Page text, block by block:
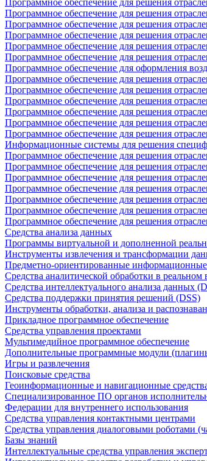
Программное обеспечение для решения
Программное обеспечение для решения
Программное обеспечение для решения
Программное обеспечение для решения
Программное обеспечение для решения
Программное обеспечение для решения
Программное обеспечение для оформления
Программное обеспечение для решения
Программное обеспечение для решения
Программное обеспечение для решения
Программное обеспечение для решения
Программное обеспечение для решения
Программное обеспечение для решения
Информационные системы для решения
Программное обеспечение для решения
Программное обеспечение для решения
Программное обеспечение для решения
Программное обеспечение для решения
Программное обеспечение для решения
Программное обеспечение для решения
Программное обеспечение для решения
Средства анализа данных
Программы виртуальной и дополненной
Инструменты извлечения и трансформации
Предметно-ориентированные
Средства аналитической обработки в
Средства интеллектуального анализа данных
Средства поддержки принятия решений (DSS)
Инструменты обработки, анализа и
Прикладное программное обеспечение
Средства управления проектами
Мультимедийное программное обеспечение
Дополнительные программные модули
Игры и развлечения
Поисковые средства
Геоинформационные и навигационные
Специализированное ПО органов
Федерации для внутреннего использования
Средства управления контактными центрами
Средства управления диалоговыми роботами
Базы знаний
Интеллектуальные средства управления